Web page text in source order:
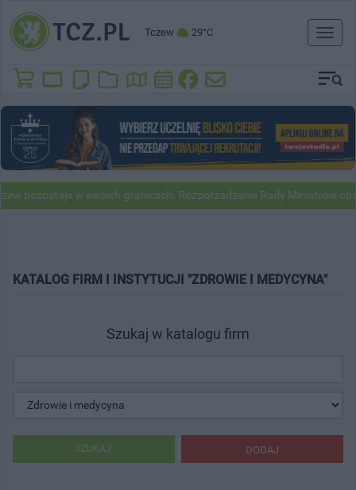
Tczew 29°C
Toggle
pozostaje w swoich granicach. Rozporządzenie Rady Ministrów
KATALOG FIRM I INSTYTUCJI "ZDROWIE I MEDYCYNA"
Szukaj w katalogu firm
DODAJ
SZUKAJ